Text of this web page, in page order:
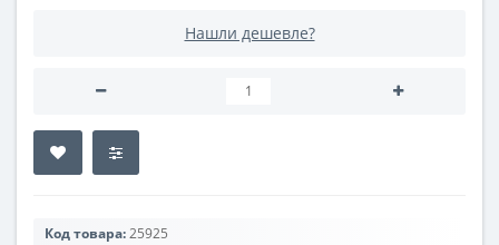
Нашли дешевле?
Код товара:25925